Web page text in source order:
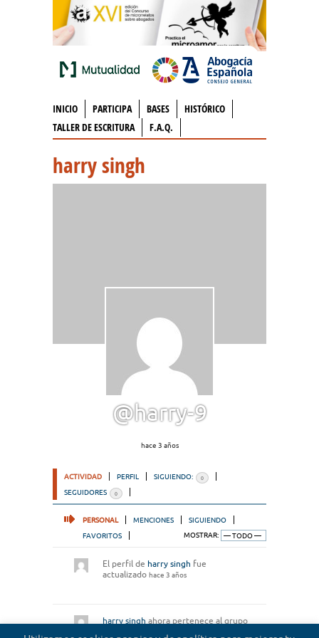
INICIO PARTICIPA BASES
HISTÓRICO
TALLER DE ESCRITURA
F.A.Q.
harry singh
@harry-9
hace 3 años
ACTIVIDAD PERFIL SIGUIENDO: 0
SEGUIDORES 0
PERSONAL MENCIONES
SIGUIENDO
FAVORITOS
MOSTRAR:
El perfil de harry singh fue
actualizado hace 3 años
harry singh ahora pertenece al grupo